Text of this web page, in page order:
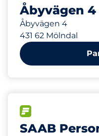
Åbyvägen 4
Åbyvägen 4
431 62 Mölndal
SAAB
688 m